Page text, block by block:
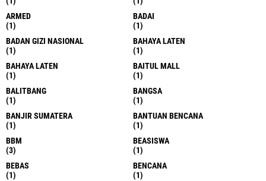
ARMED
(1)
BADAI
(1)
BADAN GIZI NASIONAL
(1)
BAHAYA LATEN
(1)
BAHAYA LATEN
(1)
BAITUL MALL
(1)
BALITBANG
(1)
BANGSA
(1)
BANJIR SUMATERA
(1)
BANTUAN BENCANA
(1)
BBM
(3)
BEASISWA
(1)
BEBAS
(1)
BENCANA
(1)